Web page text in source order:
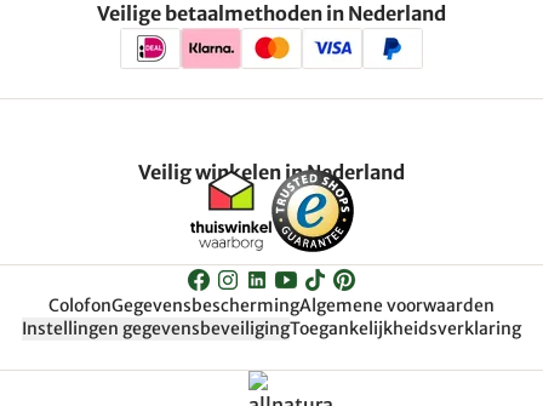
Veilige betaalmethoden in Nederland
Veilig winkelen in Nederland
ColofonGegevensbeschermingAlgemene voorwaarden
Instellingen gegevensbeveiligingToegankelijkheidsverklaring